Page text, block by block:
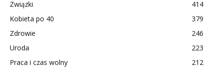
Związki
414
Kobieta po 40
379
Zdrowie
246
Uroda
223
Praca i czas wolny
212